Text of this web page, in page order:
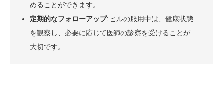
めることができます。
定期的なフォローアップ: ピルの服用中は、健康状態
を観察し、必要に応じて医師の診察を受けることが
大切です。